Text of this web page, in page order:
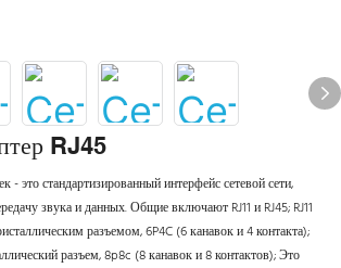
RJ45
- это стандартизированный интерфейс сетевой сети,
звука и данных. Общие включают RJ11 и RJ45; RJ11
разъемом, 6P4C (6 канавок и 4 контакта);
разъем, 8p8c (8 канавок и 8 контактов); Это